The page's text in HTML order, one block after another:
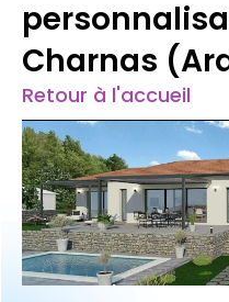
Charnas
Retour à l'accueil